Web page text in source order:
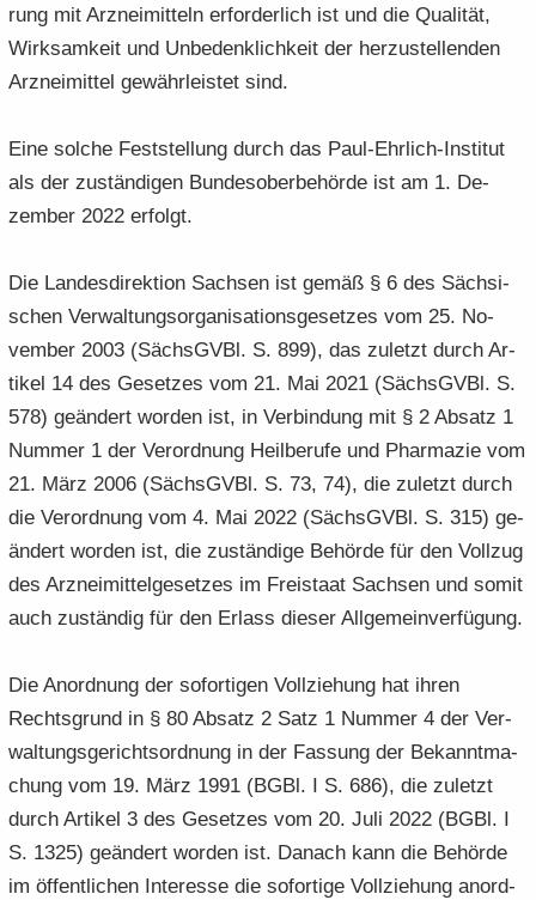
rung mit Arz­nei­mit­teln er­for­der­lich ist und die Qua­li­tät,
Wirk­sam­keit und Un­be­denk­lich­keit der her­zu­stel­len­den
Arz­nei­mit­tel ge­währ­leis­tet sind.
Eine sol­che Fest­stel­lung durch das Paul-​Ehrlich-Institut
als der zu­stän­di­gen Bun­des­ober­be­hör­de ist am 1. De­
zem­ber 2022 er­folgt.
Die Lan­des­di­rek­ti­on Sach­sen ist gemäß § 6 des Säch­si­
schen Ver­wal­tungs­or­ga­ni­sa­ti­ons­ge­set­zes vom 25. No­
vem­ber 2003 (Sächs­GVBl. S. 899), das zu­letzt durch Ar­
ti­kel 14 des Ge­set­zes vom 21. Mai 2021 (Sächs­GVBl. S.
578) ge­än­dert wor­den ist, in Ver­bin­dung mit § 2 Ab­satz 1
Num­mer 1 der Ver­ord­nung Heil­be­ru­fe und Phar­ma­zie vom
21. März 2006 (Sächs­GVBl. S. 73, 74), die zu­letzt durch
die Ver­ord­nung vom 4. Mai 2022 (Sächs­GVBl. S. 315) ge­
än­dert wor­den ist, die zu­stän­di­ge Be­hör­de für den Voll­zug
des Arz­nei­mit­tel­ge­set­zes im Frei­staat Sach­sen und somit
auch zu­stän­dig für den Er­lass die­ser All­ge­mein­ver­fü­gung.
Die An­ord­nung der so­for­ti­gen Voll­zie­hung hat ihren
Rechts­grund in § 80 Ab­satz 2 Satz 1 Num­mer 4 der Ver­
wal­tungs­ge­richts­ord­nung in der Fas­sung der Be­kannt­ma­
chung vom 19. März 1991 (BGBl. I S. 686), die zu­letzt
durch Ar­ti­kel 3 des Ge­set­zes vom 20. Juli 2022 (BGBl. I
S. 1325) ge­än­dert wor­den ist. Da­nach kann die Be­hör­de
im öf­fent­li­chen In­ter­es­se die so­for­ti­ge Voll­zie­hung an­ord­